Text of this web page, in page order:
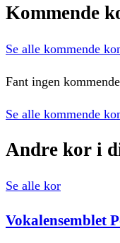
Kommende
Se alle kommende
Fant ingen
Se alle kommende
Andre kor i
Se alle kor
Vokalensemblet